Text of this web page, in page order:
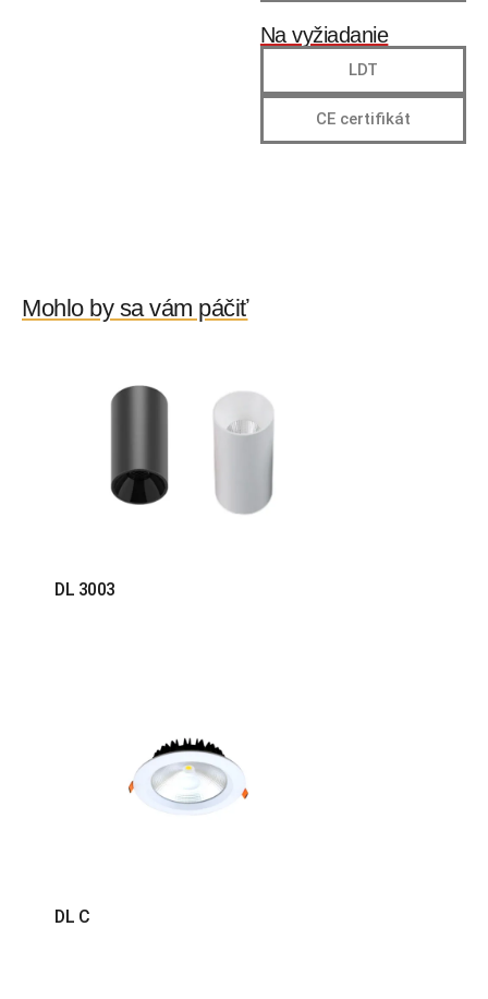
Na vyžiadanie
LDT
CE certifikát
Mohlo by sa vám páčiť
DL 3003
DL C